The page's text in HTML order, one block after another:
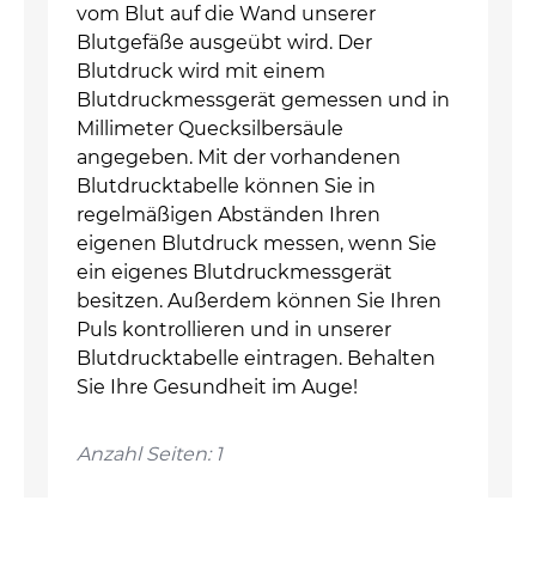
vom Blut auf die Wand unserer
Blutgefäße ausgeübt wird. Der
Blutdruck wird mit einem
Blutdruckmessgerät gemessen und in
Millimeter Quecksilbersäule
angegeben. Mit der vorhandenen
Blutdrucktabelle können Sie in
regelmäßigen Abständen Ihren
eigenen Blutdruck messen, wenn Sie
ein eigenes Blutdruckmessgerät
besitzen. Außerdem können Sie Ihren
Puls kontrollieren und in unserer
Blutdrucktabelle eintragen. Behalten
Sie Ihre Gesundheit im Auge!
Anzahl Seiten: 1